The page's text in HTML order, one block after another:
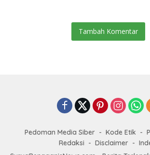
Tambah Komentar
Pedoman Media Siber Kode Etik
Redaksi
Disclaimer